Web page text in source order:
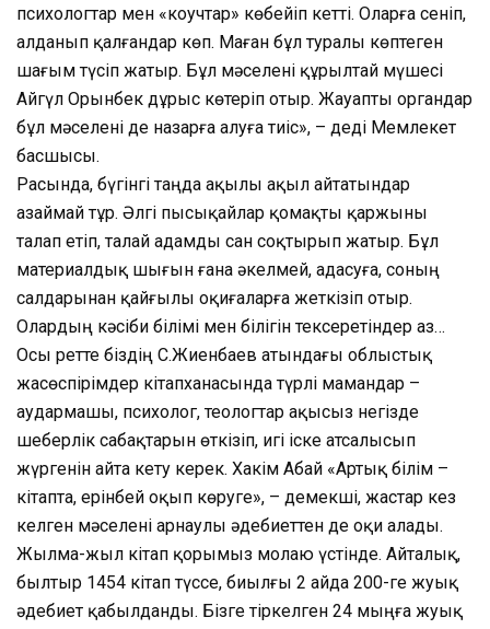
психологтар мен «коучтар» көбейіп кетті. Оларға сеніп,
алданып қалғандар көп. Маған бұл туралы көптеген
шағым түсіп жатыр. Бұл мәселені құрылтай мүшесі
Айгүл Орынбек дұрыс көтеріп отыр. Жауапты органдар
бұл мәселені де назарға алуға тиіс», – деді Мемлекет
басшысы.
Расында, бүгінгі таңда ақылы ақыл айтатындар
азаймай тұр. Әлгі пысықайлар қомақты қаржыны
талап етіп, талай адамды сан соқтырып жатыр. Бұл
материалдық шығын ғана әкелмей, адасуға, соның
салдарынан қайғылы оқиғаларға жеткізіп отыр.
Олардың кәсіби білімі мен білігін тексеретіндер аз…
Осы ретте біздің С.Жиенбаев атындағы облыстық
жасөспірімдер кітапханасында түрлі мамандар –
аудармашы, психолог, теологтар ақысыз негізде
шеберлік сабақтарын өткізіп, игі іске атсалысып
жүргенін айта кету керек. Хакім Абай «Артық білім –
кітапта, ерінбей оқып көруге», – демекші, жастар кез
келген мәселені арнаулы әдебиеттен де оқи алады.
Жылма-жыл кітап қорымыз молаю үстінде. Айталық,
былтыр 1454 кітап түссе, биылғы 2 айда 200-ге жуық
әдебиет қабылданды. Бізге тіркелген 24 мыңға жуық